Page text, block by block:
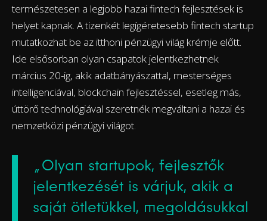
természetesen a legjobb hazai fintech fejlesztések is
helyet kapnak. A tizenkét legígéretesebb fintech startup
mutatkozhat be az itthoni pénzügyi világ krémje előtt.
Ide elsősorban olyan csapatok jelentkezhetnek
március 20-ig, akik adatbányászattal, mesterséges
intelligenciával, blockchain fejlesztéssel, esetleg más,
úttörő technológiával szeretnék megváltani a hazai és
nemzetközi pénzügyi világot.
„Olyan startupok, fejlesztők
jelentkezését is várjuk, akik a
saját ötletükkel, megoldásukkal